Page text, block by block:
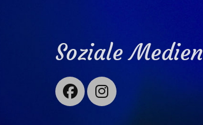
Soziale Medien
Facebook
Instagram